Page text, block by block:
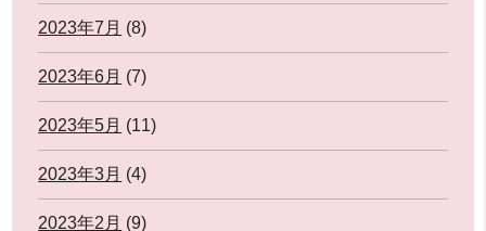
2023年7月 (8)
2023年6月 (7)
2023年5月 (11)
2023年3月 (4)
2023年2月 (9)